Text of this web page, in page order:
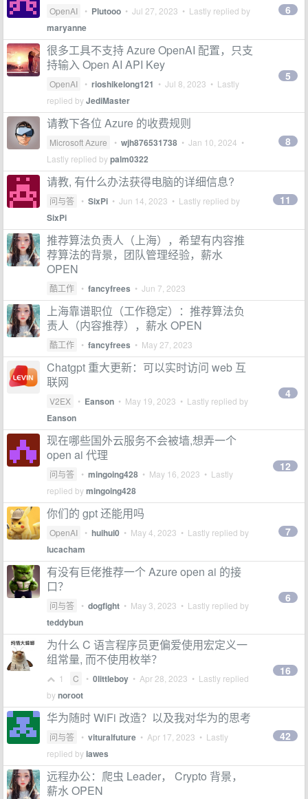
OpenAI • Plutooo • Jul 27, 2023 • Lastly replied by
maryanne
6
很多工具不支持 Azure OpenAI 配置，只支
持输入 Open AI API Key
OpenAI • rioshikelong121 • Jul 8, 2023 • Lastly
replied byJediMaster
5
请教下各位 Azure 的收费规则
Microsoft Azure • wjh876531738 • Jan 10, 2024 •
Lastly replied bypalm0322
8
请教, 有什么办法获得电脑的详细信息?
问与答 • SixPi • Jun 14, 2023 • Lastly replied by
SixPi
11
推荐算法负责人（上海），希望有内容推
荐算法的背景，团队管理经验，薪水
OPEN
酷工作 • fancyfrees • Jun 7, 2023
上海靠谱职位（工作稳定）：推荐算法负
责人（内容推荐），薪水 OPEN
酷工作 • fancyfrees • May 27, 2023
Chatgpt 重大更新：可以实时访问 web 互
联网
V2EX • Eanson • May 19, 2023 • Lastly replied by
Eanson
4
现在哪些国外云服务不会被墙,想弄一个
open ai 代理
问与答 • mingoing428 • May 16, 2023 • Lastly
replied bymingoing428
12
你们的 gpt 还能用吗
OpenAI • huihui0 • May 4, 2023 • Lastly replied by
lucacham
7
有没有巨佬推荐一个 Azure open ai 的接
口？
问与答 • dogfight • May 3, 2023 • Lastly replied by
teddybun
6
为什么 C 语言程序员更偏爱使用宏定义一
组常量, 而不使用枚举？
1 C • 0littleboy • Apr 28, 2023 • Lastly replied
bynoroot
16
华为随时 WiFi 改造？以及我对华为的思考
问与答 • vituralfuture • Apr 17, 2023 • Lastly
replied byiawes
42
远程办公：爬虫 Leader， Crypto 背景，
薪水 OPEN